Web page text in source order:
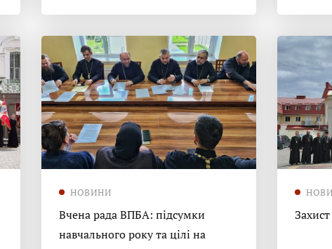
НОВИНИ
Вчена рада ВПБА: підсумки
навчального року та цілі на